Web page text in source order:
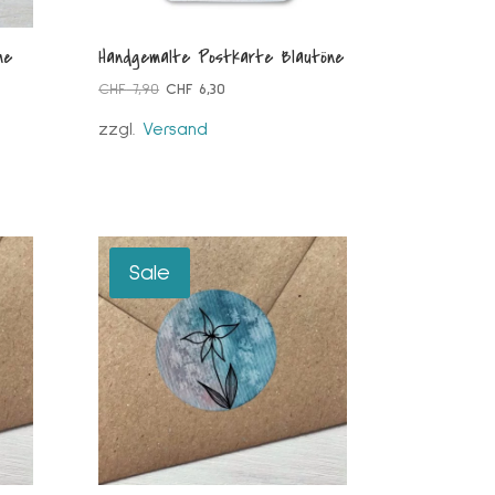
Handgemalte Postkarte Blautöne
CHF7,90 Ursprünglicher
war:
CHF 6,30
zzgl.Versand
Sale